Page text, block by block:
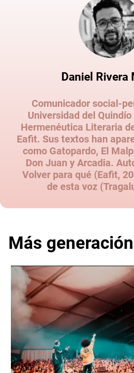
Daniel Rivera
Comunicador social-
Universidad del
Hermenéutica Literaria
Eafit. Sus textos han
como Gatopardo, El
Don Juan y Arcadia.
Volver para qué (Eafit,
de esta voz
Más generación